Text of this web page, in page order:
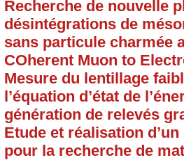
Recherche de nouvelle
désintégrations de
sans particule charmée
COherent Muon to
Mesure du lentillage
l’équation d’état de
génération de relevés
Etude et réalisation
pour la recherche de